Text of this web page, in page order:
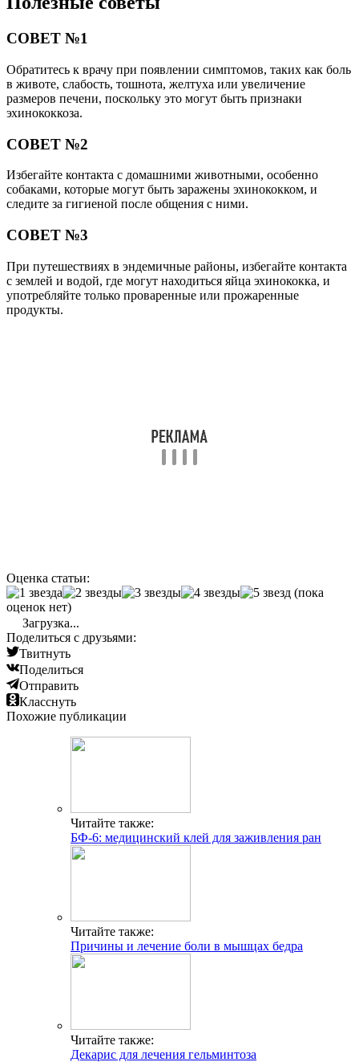
СОВЕТ №1
Обратитесь к врачу при появлении симптомов, таких как боль
в животе, слабость, тошнота, желтуха или увеличение
размеров печени, поскольку это могут быть признаки
эхинококкоза.
СОВЕТ №2
Избегайте контакта с домашними животными, особенно
собаками, которые могут быть заражены эхинококком, и
следите за гигиеной после общения с ними.
СОВЕТ №3
При путешествиях в эндемичные районы, избегайте контакта
с землей и водой, где могут находиться яйца эхинококка, и
употребляйте только проваренные или прожаренные
продукты.
Оценка статьи:
(пока
оценок нет)
Загрузка...
Поделиться с друзьями:
Твитнуть
Поделиться
Отправить
Класснуть
Похожие публикации
Читайте также:
БФ-6: медицинский клей для заживления ран
Читайте также:
Причины и лечение боли в мышцах бедра
Читайте также:
Декарис для лечения гельминтоза